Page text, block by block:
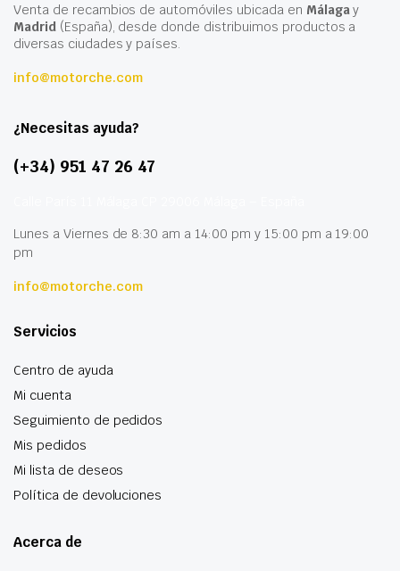
Venta de recambios de automóviles ubicada en Málagay
Madrid(España), desde donde distribuimos productos a
diversas ciudades y países.
info@motorche.com
¿Necesitas ayuda?
(+34) 951 47 26 47
Lunes a Viernes de 8:30 am a 14:00 pm y 15:00 pm a 19:00
pm
info@motorche.com
Servicios
Centro de ayuda
Mi cuenta
Seguimiento de pedidos
Mis pedidos
Mi lista de deseos
Política de devoluciones
Acerca de